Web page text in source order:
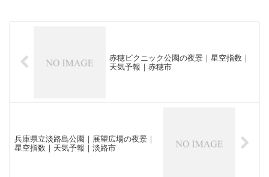
赤穂ピクニック公園の夜景｜星空指数｜
天気予報｜赤穂市
兵庫県立淡路島公園｜展望広場の夜景｜
星空指数｜天気予報｜淡路市